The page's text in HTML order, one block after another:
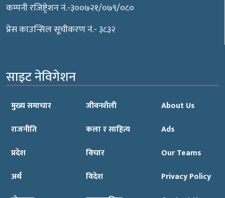
कम्पनी रजिष्ट्रेशन नं.-३००७२१/०७९/०८०
प्रेस काउन्सिल सूचीकरण नं.- ३८३२
साइट नेविगेशन
मुख्य समाचार
राजनीति
प्रदेश
अर्थ
जीवनशैली
कला र साहित्य
विचार
विदेश
About Us
Ads
Our Teams
Privacy Policy